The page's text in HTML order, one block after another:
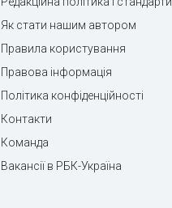
Як стати нашим автором
Правила користування
Правова інформація
Політика конфіденційності
Контакти
Команда
Вакансії в РБК-Україна